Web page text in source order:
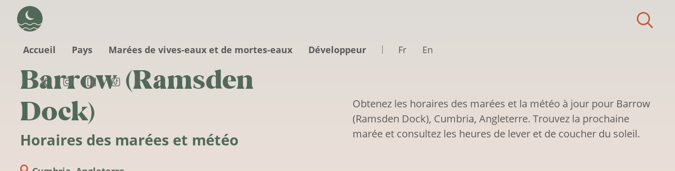
Accueil
Pays Marées de vives-eaux et de mortes-eaux Développeur Fr En
Barrow (Ramsden
Dock)
Horaires des marées et météo
Obtenez les horaires des marées et la météo à jour pour Barrow
(Ramsden Dock), Cumbria, Angleterre. Trouvez la prochaine
marée et consultez les heures de lever et de coucher du soleil.